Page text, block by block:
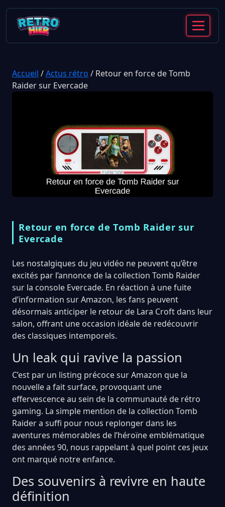
Accueil /Actus rétro / Retour en force de Tomb
Raider sur Evercade
Retour en force de Tomb Raider sur
Evercade
Les nostalgiques du jeu vidéo ne peuvent qu’être
excités par l’annonce de la collection Tomb Raider
sur la console Evercade. En réaction à une fuite
d’information sur Amazon, les fans peuvent
désormais anticiper le retour de Lara Croft dans leur
salon, offrant une occasion idéale de redécouvrir
des classiques intemporels.
Un leak qui ravive la passion
C’est par un listing précoce sur Amazon que la
nouvelle a fait surface, provoquant une
effervescence au sein de la communauté de rétro
gaming. La simple mention de la collection Tomb
Raider a suffi pour nous replonger dans les
aventures mémorables de l’héroïne emblématique
des années 90, nous rappelant à quel point ces jeux
ont marqué notre enfance.
Des souvenirs à revivre en haute
définition